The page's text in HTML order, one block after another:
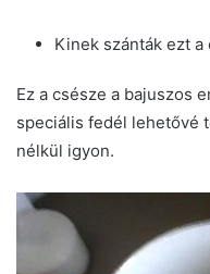
Kinek szánták ezt a
Ez a csésze a bajuszos
speciális fedél lehetővé
nélkül igyon.